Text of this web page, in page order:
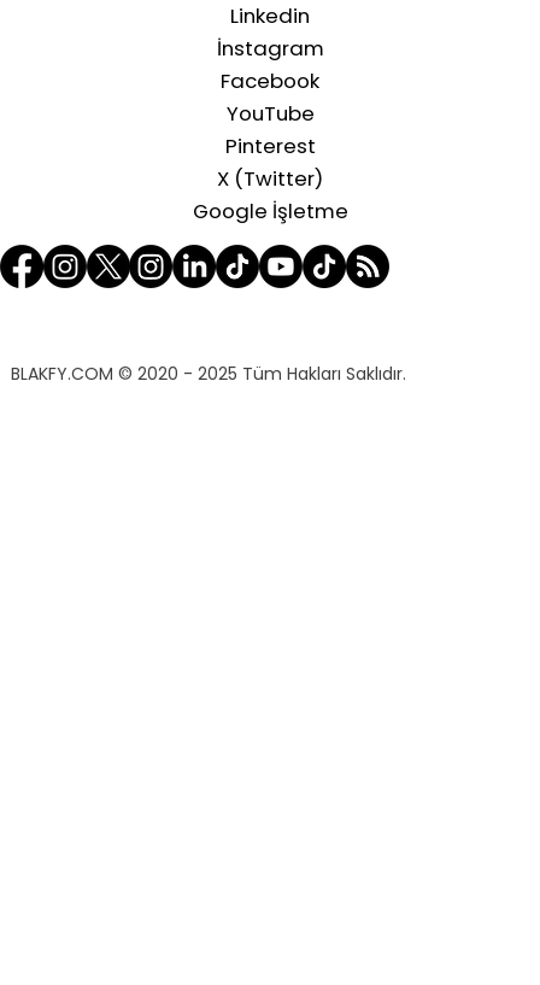
Linkedin
İnstagram
Facebook
YouTube
Pinterest
X (Twitter)
Google İşletme
BLAKFY.COM © 2020 - 2025 Tüm Hakları Saklıdır.